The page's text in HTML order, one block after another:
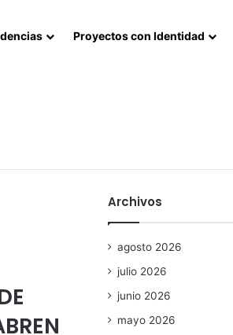
Proyectos con Identidad
Archivos
agosto 2026
julio 2026
junio 2026
mayo 2026